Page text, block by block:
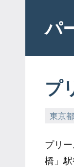
contentパ
プ
東京
プリ
橋」駅